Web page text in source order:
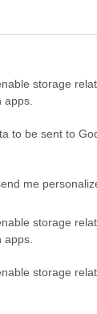
storage
to be sent to
me
storage
storage